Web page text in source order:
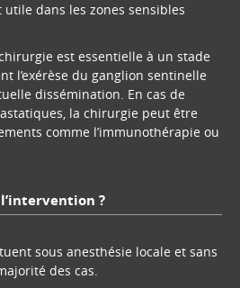
dans les zones sensibles
est essentielle à un stade
l’exérèse du ganglion sentinelle
dissémination. En cas de
la chirurgie peut être
comme l’immunothérapie ou
?
sous anesthésie locale et sans
des cas.